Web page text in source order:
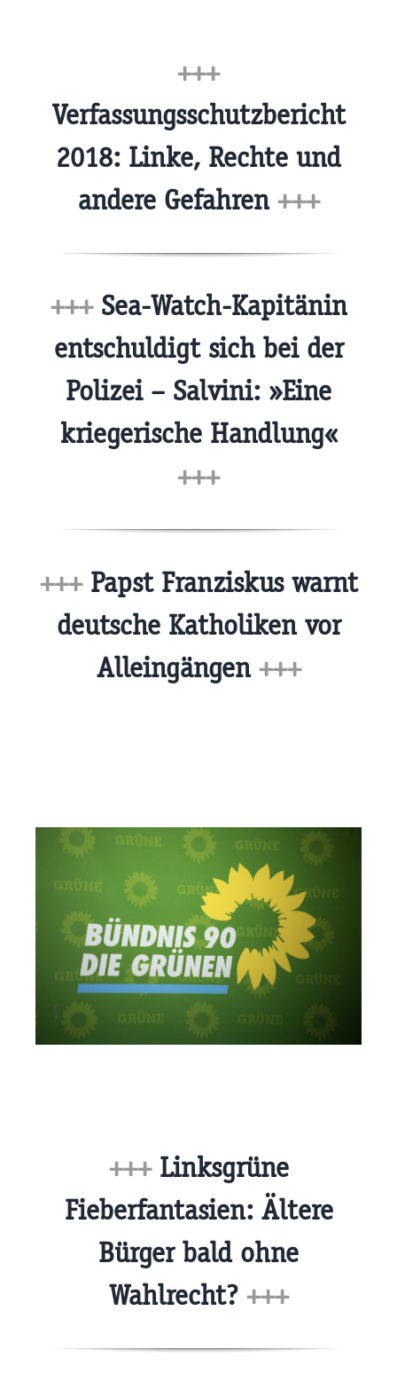
+++
Verfassungsschutzbericht
2018: Linke, Rechte und
andere Gefahren +++
+++Sea-Watch-Kapitänin
entschuldigt sich bei der
Polizei – Salvini: »Eine
kriegerische Handlung«
+++
+++Papst Franziskus warnt
deutsche Katholiken vor
Alleingängen +++
+++Linksgrüne
Fieberfantasien: Ältere
Bürger bald ohne
Wahlrecht? +++